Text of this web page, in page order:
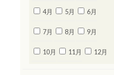
4月 5月 6月
7月 8月 9月
10月 11月 12月